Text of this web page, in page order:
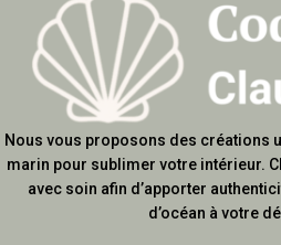
Nous vous proposons des créations
marin pour sublimer votre intérieur.
avec soin afin d’apporter
d’océan à votre